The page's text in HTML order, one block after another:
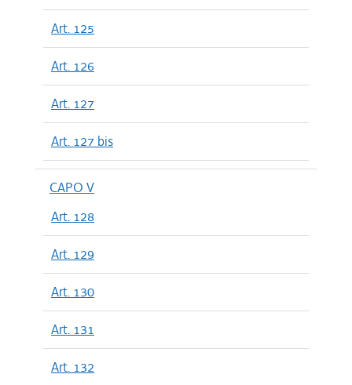
Art. 125
Art. 126
Art. 127
Art. 127 bis
CAPO V
Art. 128
Art. 129
Art. 130
Art. 131
Art. 132